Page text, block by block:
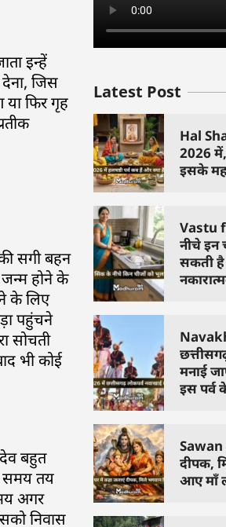
इन्हें
जिस
या फिर गृह
सगी बहन
होने के
के लिए
पहुंचने
सोचती
भी कोई
बहुत
समय तय
अगर
निवास
Latest Post
Hal
2026
इसके
Vastu
नीचे इन
सकती है
मनाई
इस पर्व
Sawan
दीपक,
आए माँ